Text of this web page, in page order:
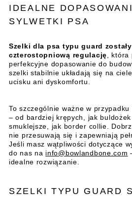
IDEALNE
SYLWETKI PSA
Szelki dla psa typu guard
czterostopniową regulację ,
perfekcyjne dopasowanie do
szelki stabilnie układają się na
ucisku ani dyskomfortu.
To szczególnie ważne w
– od bardziej krępych, jak
smuklejsze, jak border collie.
nie przesuwają się i zapewniają
Jeśli masz wątpliwości dotyczące
do nas na info@bowlandbone.com
idealne rozwiązanie.
SZELKI TYPU GUARD